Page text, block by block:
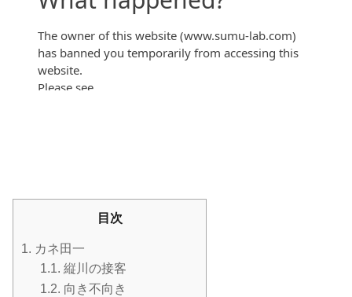
目次
1. カネ田一
1.1. 縦川の接客
1.2. 向き不向き